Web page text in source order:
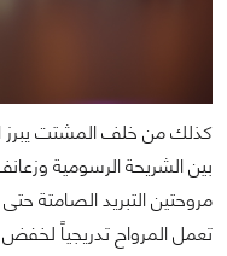
كذلك من خلف المشتت يبرز
بين الشريحة الرسومية
تعمل المرواح تدريجياً لخفض